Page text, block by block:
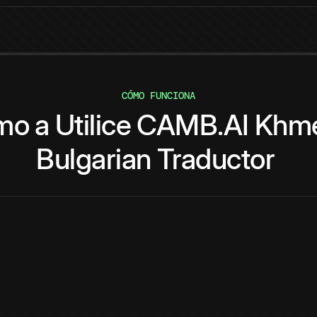
CÓMO FUNCIONA
a UtiliceCAMB.AI
Bulgarian Traductor